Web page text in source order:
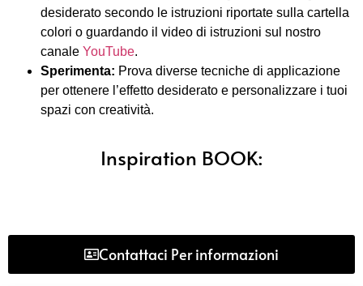
desiderato secondo le istruzioni riportate sulla cartella
colori o guardando il video di istruzioni sul nostro
canale YouTube.
Sperimenta: Prova diverse tecniche di applicazione
per ottenere l’effetto desiderato e personalizzare i tuoi
spazi con creatività.
Inspiration BOOK​:
Contattaci Per informazioni